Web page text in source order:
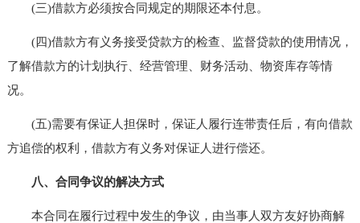
(三)借款方必须按合同规定的期限还本付息。
(四)借款方有义务接受贷款方的检查、监督贷款的使用情况，
了解借款方的计划执行、经营管理、财务活动、物资库存等情
况。
(五)需要有保证人担保时，保证人履行连带责任后，有向借款
方追偿的权利，借款方有义务对保证人进行偿还。
八、合同争议的解决方式
本合同在履行过程中发生的争议，由当事人双方友好协商解